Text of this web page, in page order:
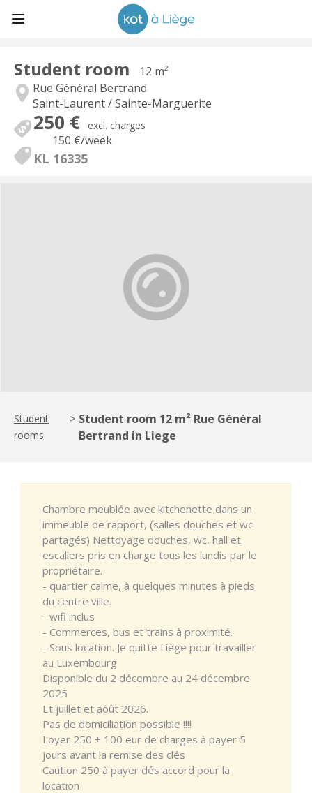
Student room
12 m²
Rue Général Bertrand
Saint-Laurent / Sainte-Marguerite
250 € excl. charges
150 €/week
KL 16335
Student
rooms
> Student room 12 m² Rue Général
Bertrand in Liege
Chambre meublée avec kitchenette dans un
immeuble de rapport, (salles douches et wc
partagés) Nettoyage douches, wc, hall et
escaliers pris en charge tous les lundis par le
propriétaire.
- quartier calme, à quelques minutes à pieds
du centre ville.
- wifi inclus
- Commerces, bus et trains à proximité.
- Sous location. Je quitte Liège pour travailler
au Luxembourg
Disponible du 2 décembre au 24 décembre
2025
Et juillet et août 2026.
Pas de domiciliation possible !!!!
Loyer 250 + 100 eur de charges à payer 5
jours avant la remise des clés
Caution 250 à payer dés accord pour la
location